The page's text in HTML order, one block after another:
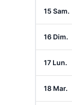
15 Sam.
16 Dim.
17 Lun.
18 Mar.